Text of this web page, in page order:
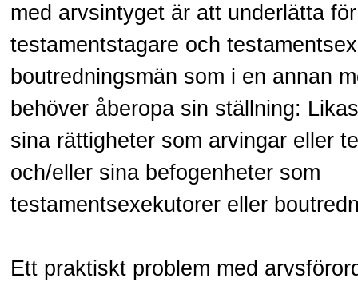
med arvsintyget är att underlätta
testamentstagare och
boutredningsmän som i en annan
behöver åberopa sin ställning:
sina rättigheter som arvingar eller
och/eller sina befogenheter som
testamentsexekutorer eller
Ett praktiskt problem med